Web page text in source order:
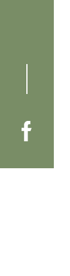
Voir la